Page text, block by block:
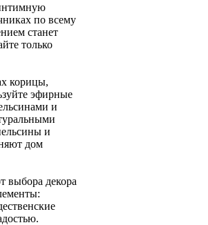
по всему
станет
только
корицы,
эфирные
и
и
дом
выбора декора